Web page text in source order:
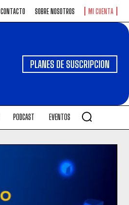
CONTACTO SOBRE NOSOTROS MI CUENTA
PLANES DE SUSCRIPCION
PODCAST EVENTOS